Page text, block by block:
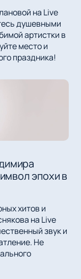
на Live
душевными
артистки в
место и
праздника!
эпохи в
хитов и
на Live
звук и
Не